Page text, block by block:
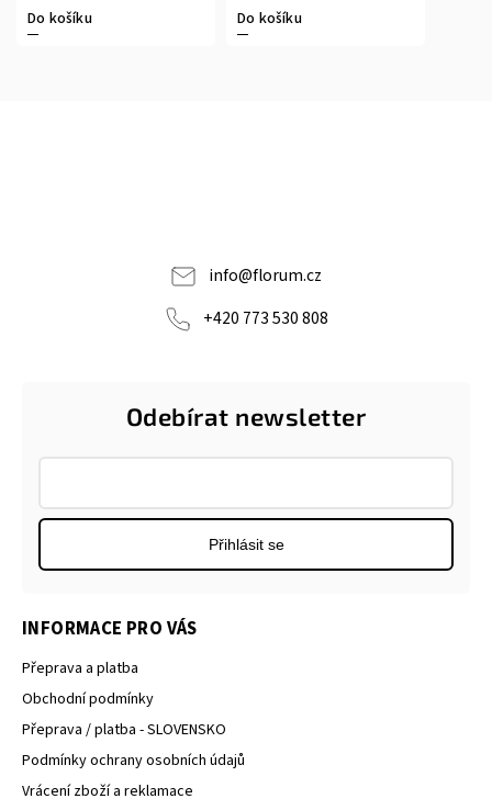
Do košíku Do košíku
info@florum.cz
+420 773 530 808
Odebírat newsletter
Přihlásit se
INFORMACE PRO VÁS
Přeprava a platba
Obchodní podmínky
Přeprava / platba - SLOVENSKO
Podmínky ochrany osobních údajů
Vrácení zboží a reklamace